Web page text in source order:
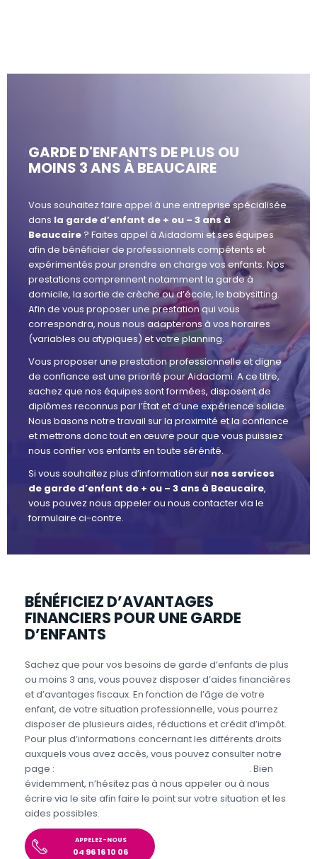
GARDE D'ENFANTS DE PLUS OU
MOINS 3 ANS À BEAUCAIRE
Vous souhaitez faire appel à une entreprise spécialisée
dans la garde d’enfant de + ou – 3 ans à
Beaucaire ? Faites appel à Aidadomi et ses équipes
afin de bénéficier de professionnels compétents et
expérimentés pour prendre en charge vos enfants. Nos
prestations comprennent notamment la garde à
domicile, la sortie de crèche ou d’école, le babysitting.
Afin de vous proposer une prestation qui vous
correspondra, nous nous adapterons à vos horaires
(variables ou atypiques) et votre planning.
Vous proposer une prestation professionnelle et digne
de confiance est une priorité pour Aidadomi. A ce titre,
sachez que nos équipes sont formées, disposent de
diplômes reconnus par l’État et d’une expérience solide.
Nous basons notre travail sur la proximité et la confiance
et mettrons donc tout en œuvre pour que vous puissiez
nous confier vos enfants en toute sérénité.
Si vous souhaitez plus d’information sur nos services
de garde d’enfant de + ou – 3 ans à Beaucaire,
vous pouvez nous appeler ou nous contacter via le
formulaire ci-contre.
BÉNÉFICIEZ D’AVANTAGES
FINANCIERS POUR UNE GARDE
D’ENFANTS
Sachez que pour vos besoins de garde d’enfants de plus
ou moins 3 ans, vous pouvez disposer d’aides financières
et d’avantages fiscaux. En fonction de l’âge de votre
enfant, de votre situation professionnelle, vous pourrez
disposer de plusieurs aides, réductions et crédit d’impôt.
Pour plus d’informations concernant les différents droits
auxquels vous avez accès, vous pouvez consulter notre
page :
. Bien
évidemment, n’hésitez pas à nous appeler ou à nous
écrire via le site afin faire le point sur votre situation et les
aides possibles.
APPELEZ-NOUS
04 96 16 10 06